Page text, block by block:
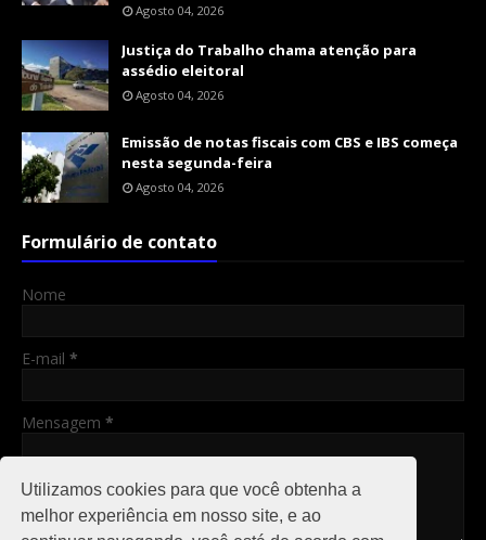
Utilizamos cookies para que você obtenha a
melhor experiência em nosso site, e ao
Agosto 04, 2026
Justiça do Trabalho chama atenção para
assédio eleitoral
Agosto 04, 2026
Emissão de notas fiscais com CBS e IBS começa
nesta segunda-feira
Agosto 04, 2026
Formulário de contato
Nome
E-mail *
Mensagem *